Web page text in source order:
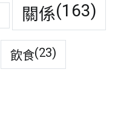
關係(163)
飲食(23)